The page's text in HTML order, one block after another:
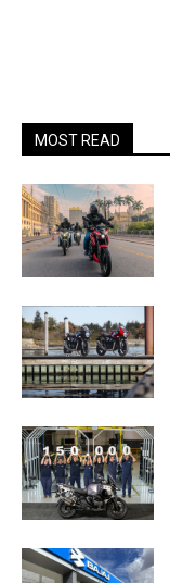
MOST READ